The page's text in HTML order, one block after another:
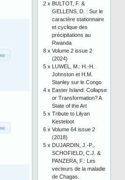
2 x BULTOT, F. &
GELLENS, D. : Sur le
caractère stationnaire
et cyclique des
précipitations au
Rwanda
8 x Volume 2 issue 2
(2024)
5 x LUWEL, M.: H.-H.
Johnston et H.M.
Stanley sur le Congo
4 x Easter Island: Collapse
or Transformation? A
State of the Art
5 x Tribute to Lilyan
Kesteloot
6 x Volume 64 issue 2
(2018)
5 x DUJARDIN, J.-P.,
SCHOFIELD, C.J. &
PANZERA, F.: Les
vecteurs de la maladie
de Chagas.